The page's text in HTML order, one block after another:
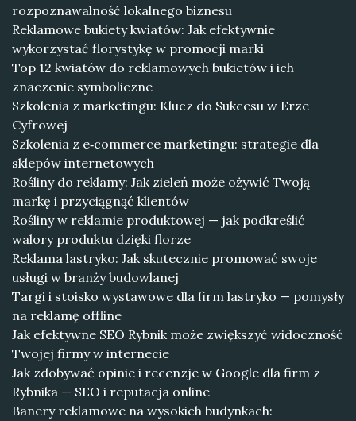
rozpoznawalność lokalnego biznesu
Reklamowe bukiety kwiatów: Jak efektywnie
wykorzystać florystykę w promocji marki
Top 12 kwiatów do reklamowych bukietów i ich
znaczenie symboliczne
Szkolenia z marketingu: Klucz do Sukcesu w Erze
Cyfrowej
Szkolenia z e‑commerce marketingu: strategie dla
sklepów internetowych
Rośliny do reklamy: Jak zieleń może ożywić Twoją
markę i przyciągnąć klientów
Rośliny w reklamie produktowej — jak podkreślić
walory produktu dzięki florze
Reklama lastryko: Jak skutecznie promować swoje
usługi w branży budowlanej
Targi i stoisko wystawowe dla firm lastryko — pomysły
na reklamę offline
Jak efektywne SEO Rybnik może zwiększyć widoczność
Twojej firmy w internecie
Jak zdobywać opinie i recenzje w Google dla firm z
Rybnika — SEO i reputacja online
Banery reklamowe na wysokich budynkach: